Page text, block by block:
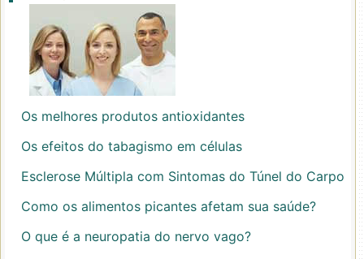
Os melhores produtos antioxidantes
Os efeitos do tabagismo em células
Esclerose Múltipla com Sintomas do Túnel do Carpo
Como os alimentos picantes afetam sua saúde?
O que é a neuropatia do nervo vago?